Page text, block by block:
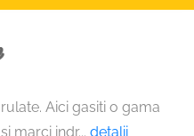
Aici gasiti o gama
marci indr... detalii